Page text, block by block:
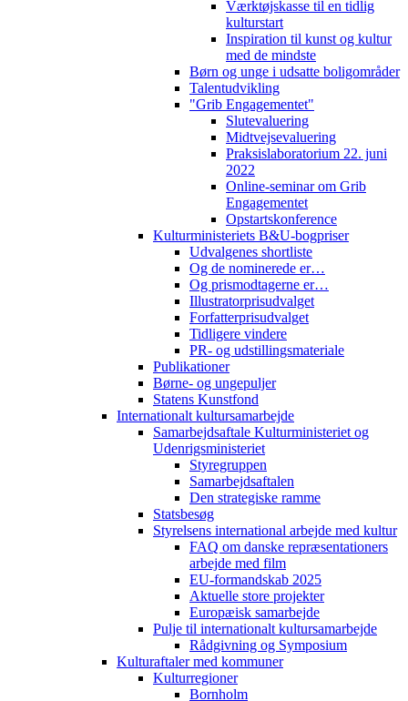
Værktøjskasse til en tidlig
kulturstart
Inspiration til kunst og kultur
med de mindste
Børn og unge i udsatte boligområder
Talentudvikling
"Grib Engagementet"
Slutevaluering
Midtvejsevaluering
Praksislaboratorium 22. juni
2022
Online-seminar om Grib
Engagementet
Opstartskonference
Kulturministeriets B&U-bogpriser
Udvalgenes shortliste
Og de nominerede er…
Og prismodtagerne er…
Illustratorprisudvalget
Forfatterprisudvalget
Tidligere vindere
PR- og udstillingsmateriale
Publikationer
Børne- og ungepuljer
Statens Kunstfond
Internationalt kultursamarbejde
Samarbejdsaftale Kulturministeriet og
Udenrigsministeriet
Styregruppen
Samarbejdsaftalen
Den strategiske ramme
Statsbesøg
Styrelsens international arbejde med kultur
FAQ om danske repræsentationers
arbejde med film
EU-formandskab 2025
Aktuelle store projekter
Europæisk samarbejde
Pulje til internationalt kultursamarbejde
Rådgivning og Symposium
Kulturaftaler med kommuner
Kulturregioner
Bornholm